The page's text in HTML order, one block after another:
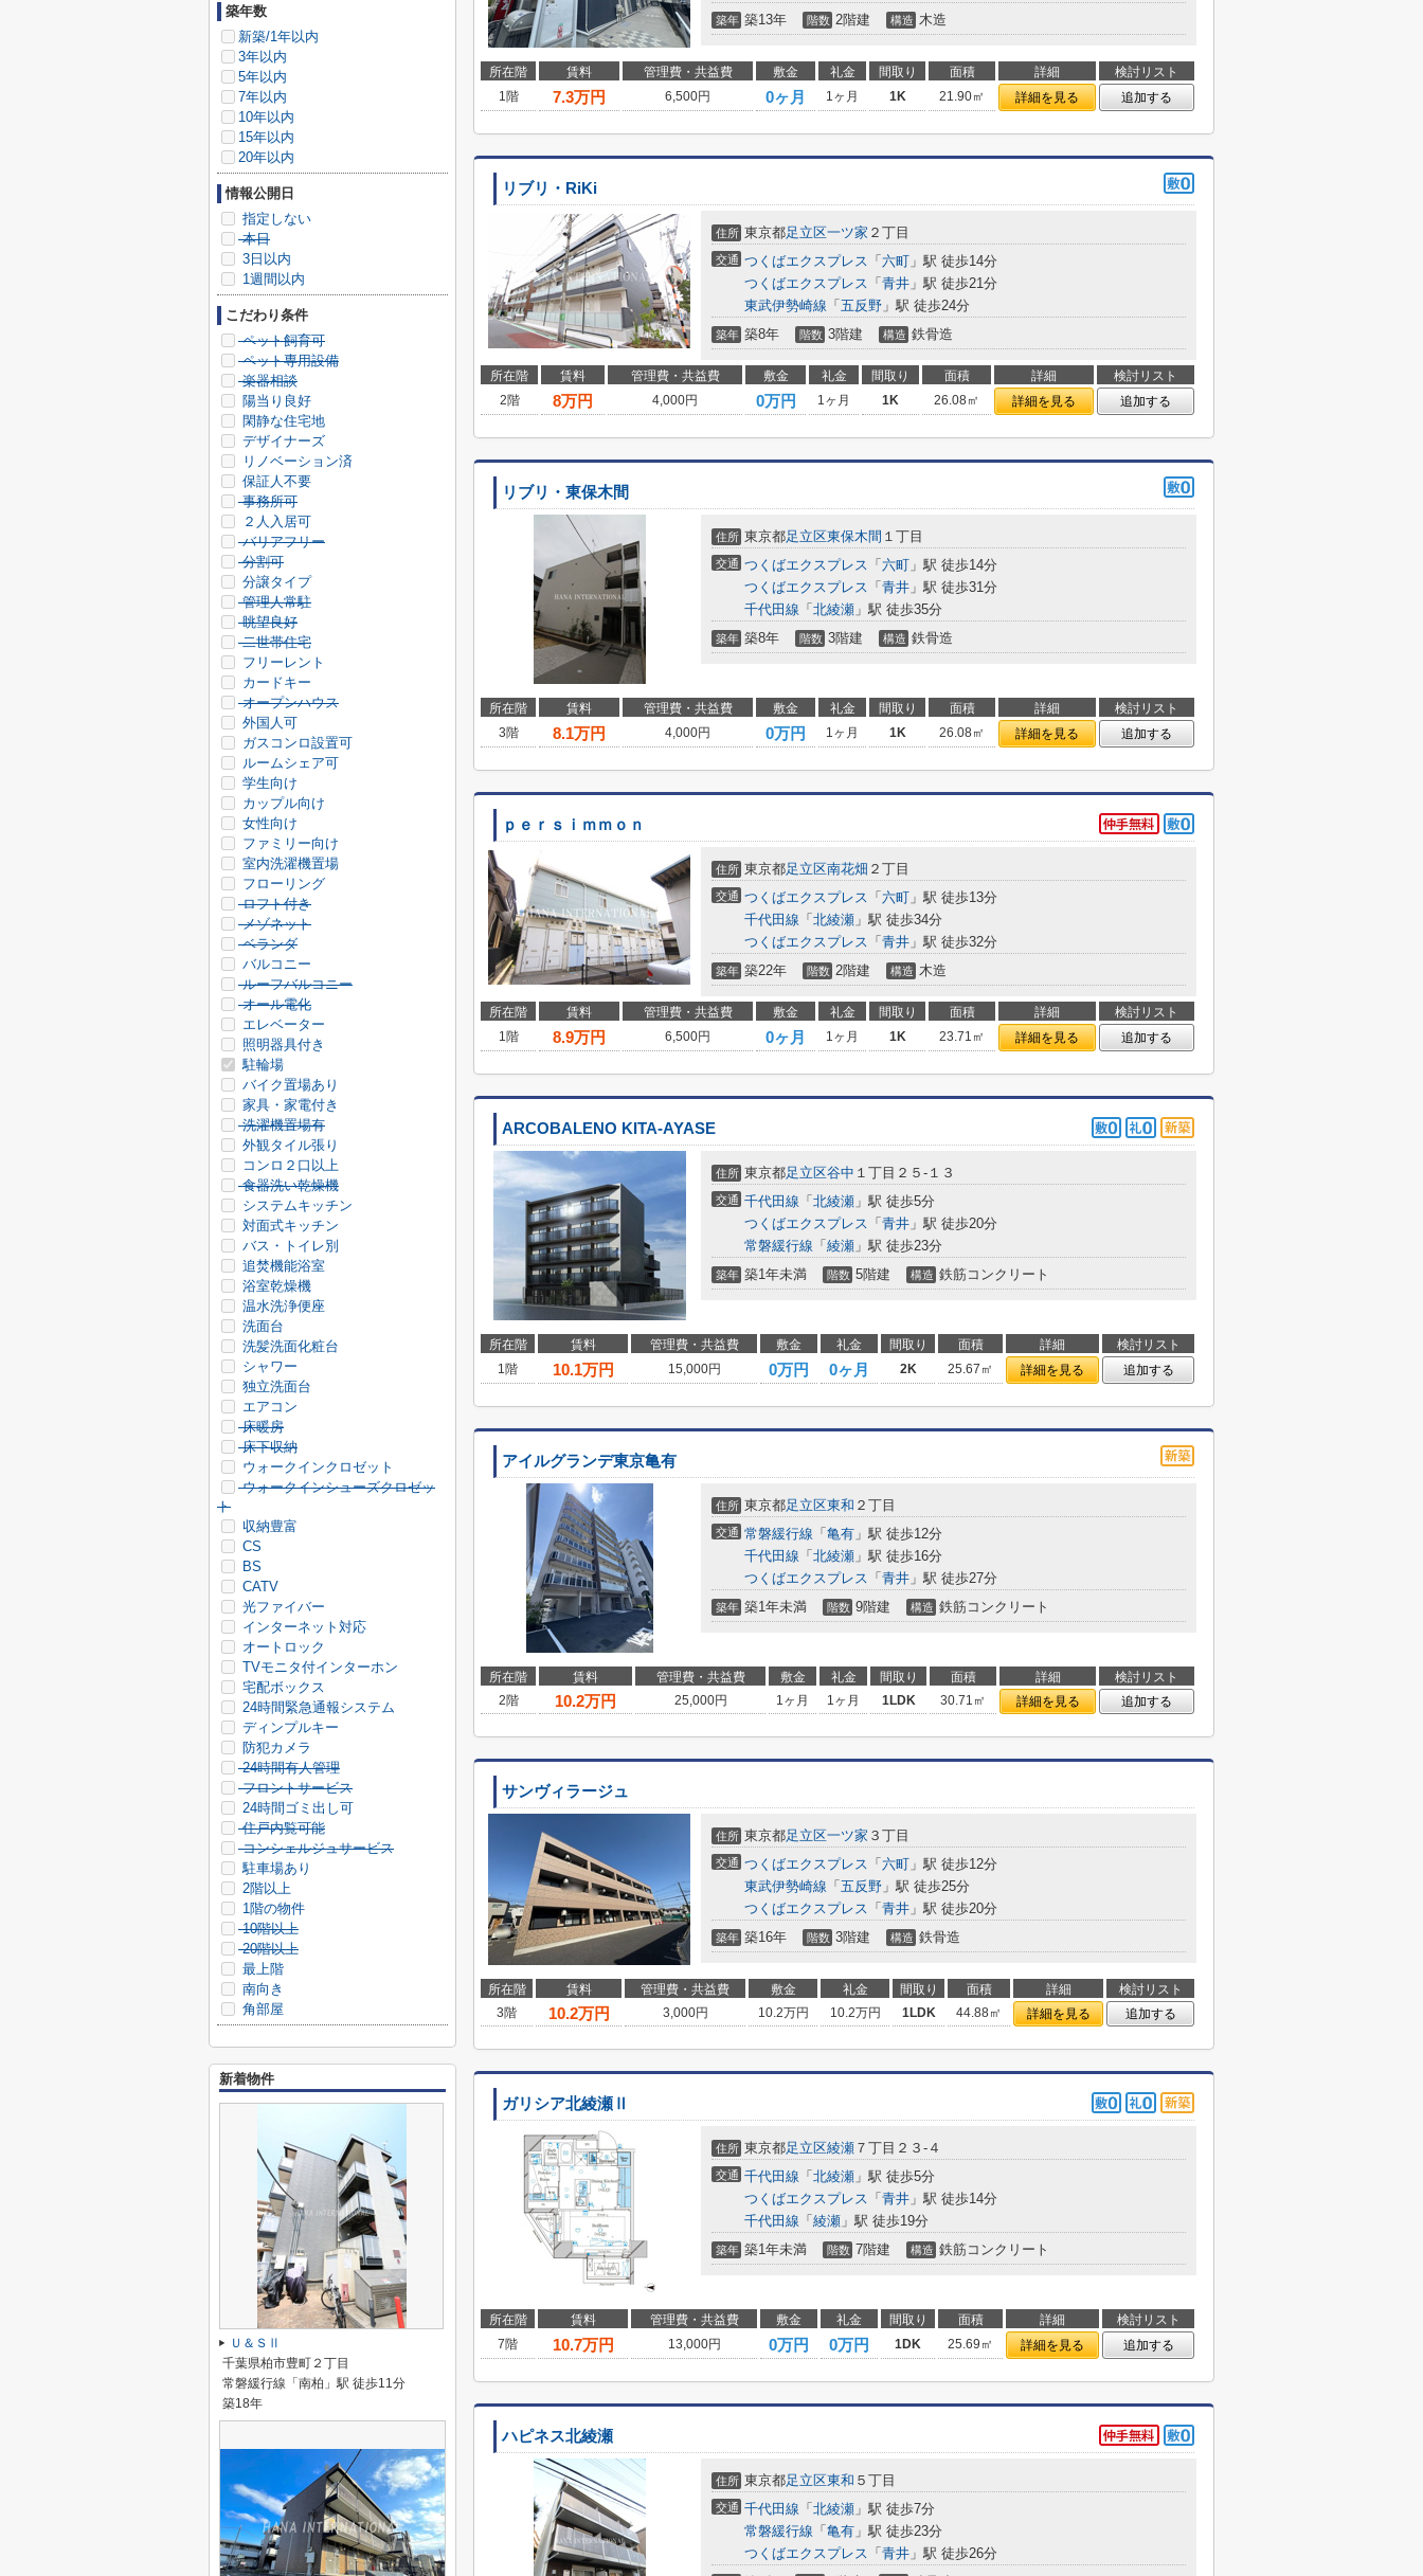
築年 築13年 階数 2階建 構造 木造
所在階 賃料 管理費・共益費 敷金 礼金 間取り 面積 詳細
検討リスト
1階
7.3万円 6,500円 0ヶ月 1ヶ月 1K 21.90㎡ 詳細を見る 追加する
リブリ・RiKi
住所 東京都足立区一ツ家 ２丁目
交通 つくばエクスプレス 「 六町 」駅 徒歩14分
つくばエクスプレス 「 青井 」駅 徒歩21分
東武伊勢崎線 「 五反野 」駅 徒歩24分
築年 築8年 階数 3階建 構造 鉄骨造
所在階 賃料 管理費・共益費 敷金 礼金 間取り 面積 詳細
検討リスト
2階
8万円 4,000円 0万円 1ヶ月 1K 26.08㎡ 詳細を見る 追加する
リブリ・東保木間
住所 東京都足立区東保木間 １丁目
交通 つくばエクスプレス 「 六町 」駅 徒歩14分
つくばエクスプレス 「 青井 」駅 徒歩31分
千代田線 「 北綾瀬 」駅 徒歩35分
築年 築8年 階数 3階建 構造 鉄骨造
所在階 賃料 管理費・共益費 敷金 礼金 間取り 面積 詳細
検討リスト
3階
8.1万円 4,000円 0万円 1ヶ月 1K 26.08㎡ 詳細を見る 追加する
ｐｅｒｓｉｍｍｏｎ
住所 東京都足立区南花畑 ２丁目
交通 つくばエクスプレス 「 六町 」駅 徒歩13分
千代田線 「 北綾瀬 」駅 徒歩34分
つくばエクスプレス 「 青井 」駅 徒歩32分
築年 築22年 階数 2階建 構造 木造
所在階 賃料 管理費・共益費 敷金 礼金 間取り 面積 詳細
検討リスト
1階
8.9万円 6,500円 0ヶ月 1ヶ月 1K 23.71㎡ 詳細を見る 追加する
ARCOBALENO KITA-AYASE
住所 東京都足立区谷中 １丁目２５-１３
交通 千代田線 「 北綾瀬 」駅 徒歩5分
つくばエクスプレス 「 青井 」駅 徒歩20分
常磐緩行線 「 綾瀬 」駅 徒歩23分
築年 築1年未満 階数 5階建 構造 鉄筋コンクリート
所在階 賃料 管理費・共益費 敷金 礼金 間取り 面積 詳細
検討リスト
1階
10.1万円 15,000円 0万円 0ヶ月 2K 25.67㎡ 詳細を見る 追加する
アイルグランデ東京亀有
住所 東京都足立区東和 ２丁目
交通 常磐緩行線 「 亀有 」駅 徒歩12分
千代田線 「 北綾瀬 」駅 徒歩16分
つくばエクスプレス 「 青井 」駅 徒歩27分
築年 築1年未満 階数 9階建 構造 鉄筋コンクリート
所在階 賃料 管理費・共益費 敷金 礼金 間取り 面積 詳細
検討リスト
2階
10.2万円 25,000円 1ヶ月 1ヶ月 1LDK 30.71㎡ 詳細を見る 追加する
サンヴィラージュ
住所 東京都足立区一ツ家 ３丁目
交通 つくばエクスプレス 「 六町 」駅 徒歩12分
東武伊勢崎線 「 五反野 」駅 徒歩25分
つくばエクスプレス 「 青井 」駅 徒歩20分
築年 築16年 階数 3階建 構造 鉄骨造
所在階 賃料 管理費・共益費 敷金 礼金 間取り 面積 詳細
検討リスト
3階
10.2万円 3,000円 10.2万円 10.2万円 1LDK 44.88㎡ 詳細を見る 追加する
ガリシア北綾瀬Ⅱ
住所 東京都足立区綾瀬 ７丁目２３-４
交通 千代田線 「 北綾瀬 」駅 徒歩5分
つくばエクスプレス 「 青井 」駅 徒歩14分
千代田線 「 綾瀬 」駅 徒歩19分
築年 築1年未満 階数 7階建 構造 鉄筋コンクリート
所在階 賃料 管理費・共益費 敷金 礼金 間取り 面積 詳細
検討リスト
7階
10.7万円 13,000円 0万円 0万円 1DK 25.69㎡ 詳細を見る 追加する
ハピネス北綾瀬
住所 東京都足立区東和 ５丁目
交通 千代田線 「 北綾瀬 」駅 徒歩7分
常磐緩行線 「 亀有 」駅 徒歩23分
つくばエクスプレス 「 青井 」駅 徒歩26分
築年数
新築/1年以内
3年以内
5年以内
7年以内
10年以内
15年以内
20年以内
情報公開日
指定しない
本日
3日以内
1週間以内
こだわり条件
ペット飼育可
ペット専用設備
楽器相談
陽当り良好
閑静な住宅地
デザイナーズ
リノベーション済
保証人不要
事務所可
２人入居可
バリアフリー
分割可
分譲タイプ
管理人常駐
眺望良好
二世帯住宅
フリーレント
カードキー
オープンハウス
外国人可
ガスコンロ設置可
ルームシェア可
学生向け
カップル向け
女性向け
ファミリー向け
室内洗濯機置場
フローリング
ロフト付き
メゾネット
ベランダ
バルコニー
ルーフバルコニー
オール電化
エレベーター
照明器具付き
駐輪場
バイク置場あり
家具・家電付き
洗濯機置場有
外観タイル張り
コンロ２口以上
食器洗い乾燥機
システムキッチン
対面式キッチン
バス・トイレ別
追焚機能浴室
浴室乾燥機
温水洗浄便座
洗面台
洗髪洗面化粧台
シャワー
独立洗面台
エアコン
床暖房
床下収納
ウォークインクロゼット
ウォークインシューズクロゼッ
ト
収納豊富
CS
BS
CATV
光ファイバー
インターネット対応
オートロック
TVモニタ付インターホン
宅配ボックス
24時間緊急通報システム
ディンプルキー
防犯カメラ
24時間有人管理
フロントサービス
24時間ゴミ出し可
住戸内覧可能
コンシェルジュサービス
駐車場あり
2階以上
1階の物件
10階以上
20階以上
最上階
南向き
角部屋
新着物件
Ｕ＆ＳⅡ
千葉県柏市豊町２丁目
常磐緩行線「南柏」駅 徒歩11分
築18年